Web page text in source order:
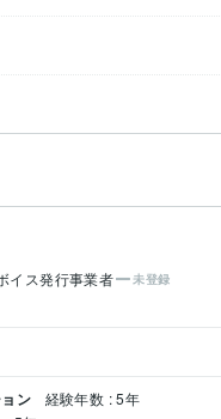
イス発行事業者 未登録
ン 経験年数 : 5年